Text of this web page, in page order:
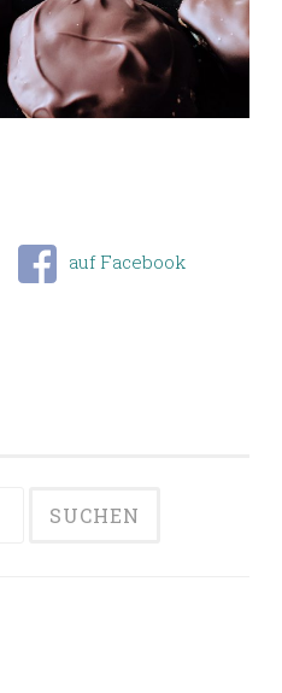
auf Facebook